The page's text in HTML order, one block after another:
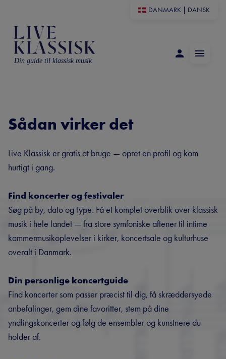
DANMARK DANSK
Din guide til klassisk musik
Sådan virker det
Live Klassisk er gratis at bruge — opret en profil og kom
hurtigt i gang.
Find koncerter og festivaler
Søg på by, dato og type. Få et komplet overblik over klassisk
musik i hele landet — fra store symfoniske aftener til intime
kammermusikoplevelser i kirker, koncertsale og kulturhuse
overalt i Danmark.
Din personlige koncertguide
Find koncerter som passer præcist til dig, få skræddersyede
anbefalinger, gem dine favoritter, stem på dine
yndlingskoncerter og følg de ensembler og kunstnere du
holder af.